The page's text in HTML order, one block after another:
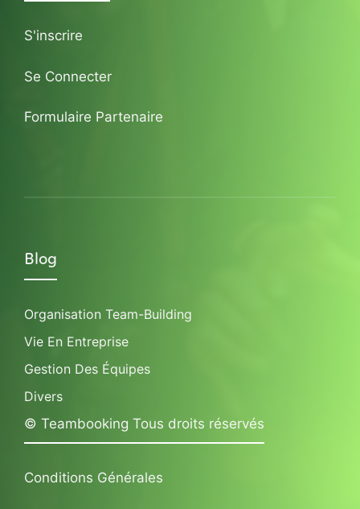
S'inscrire
Se Connecter
Formulaire Partenaire
Blog
Organisation Team-Building
Vie En Entreprise
Gestion Des Équipes
Divers
© Teambooking Tous droits réservés
Conditions Générales